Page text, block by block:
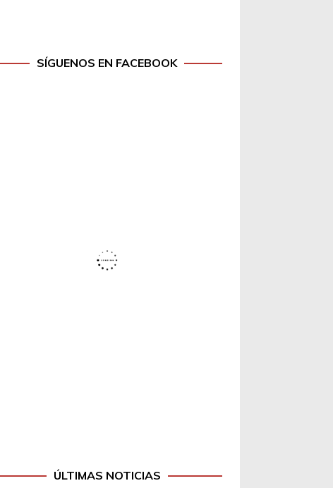
SÍGUENOS EN FACEBOOK
ÚLTIMAS NOTICIAS